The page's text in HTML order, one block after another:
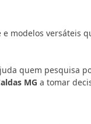
e modelos versáteis
quem pesquisa
MG a tomar